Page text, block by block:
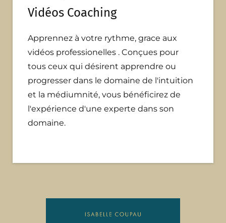
Vidéos Coaching
Apprennez à votre rythme, grace aux
vidéos professionelles . Conçues pour
tous ceux qui désirent apprendre ou
progresser dans le domaine de l'intuition
et la médiumnité, vous bénéficirez de
l'expérience d'une experte dans son
domaine.